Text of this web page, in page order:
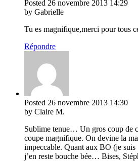
Posted 26 novembre 2013 14:29
by Gabrielle
Tu es magnifique,merci pour tous
Répondre
Posted 26 novembre 2013 14:30
by Claire M.
Sublime tenue… Un gros coup de
coupe magnifique. On devine la
impeccable. Quant aux BO (je
j’en reste bouche bée… Bises,